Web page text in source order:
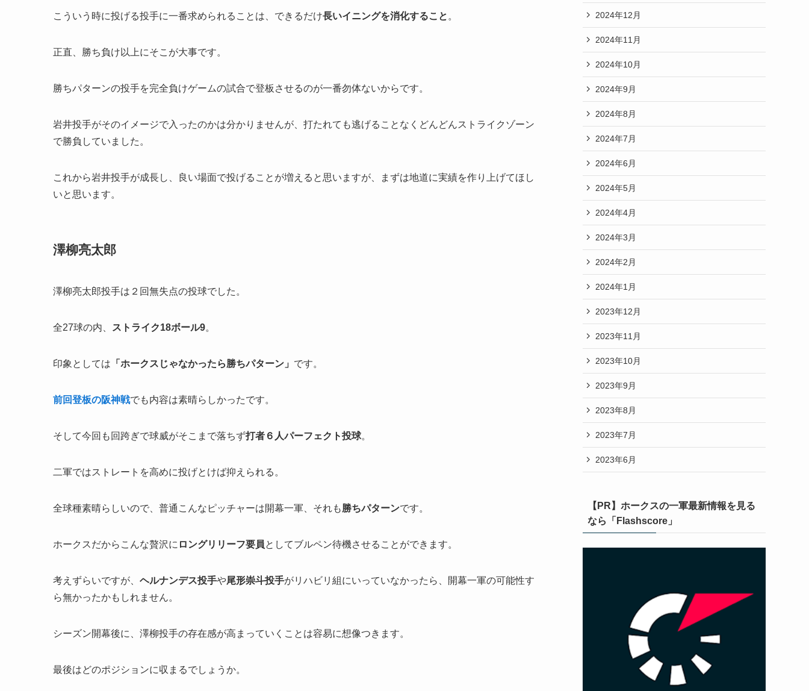
こういう時に投げる投手に一番求められることは、できるだけ長いイニングを消化すること。
正直、勝ち負け以上にそこが大事です。
勝ちパターンの投手を完全負けゲームの試合で登板させるのが一番勿体ないからです。
岩井投手がそのイメージで入ったのかは分かりませんが、打たれても逃げることなくどんどんストライクゾーン
で勝負していました。
これから岩井投手が成長し、良い場面で投げることが増えると思いますが、まずは地道に実績を作り上げてほし
いと思います。
澤柳亮太郎
澤柳亮太郎投手は２回無失点の投球でした。
全27球の内、 ストライク18ボール9。
印象としては 「ホークスじゃなかったら勝ちパターン」 です。
前回登板の阪神戦でも内容は素晴らしかったです。
そして今回も回跨ぎで球威がそこまで落ちず打者６人パーフェクト投球。
二軍ではストレートを高めに投げとけば抑えられる。
全球種素晴らしいので、普通こんなピッチャーは開幕一軍、それも勝ちパターンです。
ホークスだからこんな贅沢に ロングリリーフ要員としてブルペン待機させることができます。
考えずらいですが、 ヘルナンデス投手や尾形崇斗投手がリハビリ組にいっていなかったら、開幕一軍の可能性す
ら無かったかもしれません。
シーズン開幕後に、澤柳投手の存在感が高まっていくことは容易に想像つきます。
最後はどのポジションに収まるでしょうか。
2024年12月
2024年11月
2024年10月
2024年9月
2024年8月
2024年7月
2024年6月
2024年5月
2024年4月
2024年3月
2024年2月
2024年1月
2023年12月
2023年11月
2023年10月
2023年9月
2023年8月
2023年7月
2023年6月
【PR】ホークスの一軍最新情報を見る
なら「Flashscore」